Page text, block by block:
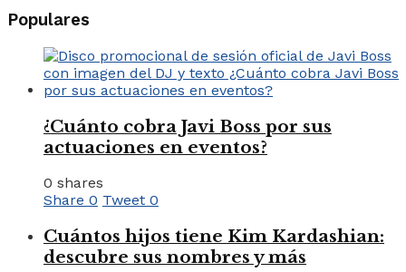
Populares
¿Cuánto cobra Javi Boss por sus
actuaciones en eventos?
0 shares
Share 0 Tweet 0
Cuántos hijos tiene Kim Kardashian:
descubre sus nombres y más